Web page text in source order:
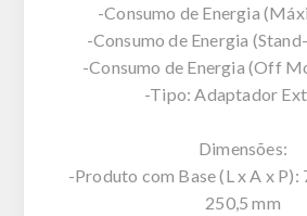
-Consumo de Energia
-Consumo de Energia
-Consumo de Energia (Off
-Tipo: Adaptador
Dimensões:
-Produto com Base (L x A x P):
250,5 mm